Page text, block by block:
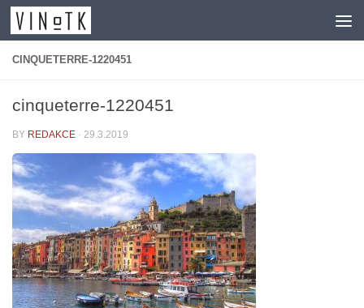
Skip to content
CINQUETERRE-1220451
cinqueterre-1220451
BY REDAKCE · 29.3.2019